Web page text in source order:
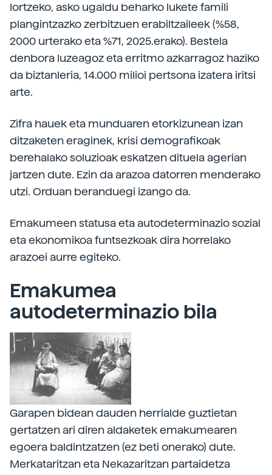
lortzeko, asko ugaldu beharko lukete famili
plangintzazko zerbitzuen erabiltzaileek (%58,
2000 urterako eta %71, 2025.erako). Bestela
denbora luzeagoz eta erritmo azkarragoz haziko
da biztanleria, 14.000 milioi pertsona izatera iritsi
arte.
Zifra hauek eta munduaren etorkizunean izan
ditzaketen eraginek, krisi demografikoak
berehalako soluzioak eskatzen dituela agerian
jartzen dute. Ezin da arazoa datorren menderako
utzi. Orduan beranduegi izango da.
Emakumeen statusa eta autodeterminazio sozial
eta ekonomikoa funtsezkoak dira horrelako
arazoei aurre egiteko.
Emakumea
autodeterminazio bila
Garapen bidean dauden herrialde guztietan
gertatzen ari diren aldaketek emakumearen
egoera baldintzatzen (ez beti onerako) dute.
Merkataritzan eta Nekazaritzan partaidetza